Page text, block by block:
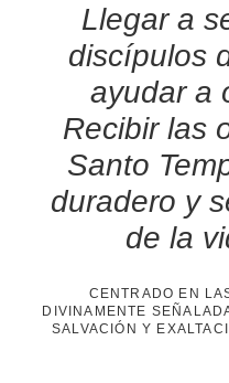
Llegar a
discípulos
ayudar a
Recibir las
Santo
duradero y
de la
CENTRADO EN
DIVINAMENTE
SALVACIÓN Y